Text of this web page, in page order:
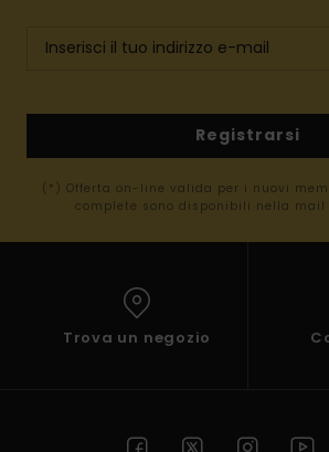
Registrarsi
(*) Offerta on-line valida per i nuovi
complete sono disponibili nella mail
Trova un negozio